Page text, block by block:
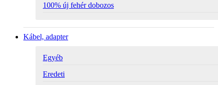
100% új fehér dobozos
Kábel, adapter
Egyéb
Eredeti